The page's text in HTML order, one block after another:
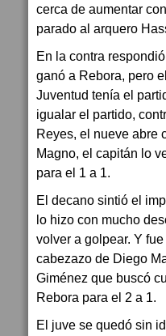
cerca de aumentar
parado al arquero
En la contra
ganó a Rebora, pero
Juventud tenía el
igualar el partido,
Reyes, el nueve abre
Magno, el capitán lo
para el 1 a 1.
El decano sintió el
lo hizo con mucho
volver a golpear. Y
cabezazo de Diego
Giménez que buscó
Rebora para el 2 a 1.
El juve se quedó sin